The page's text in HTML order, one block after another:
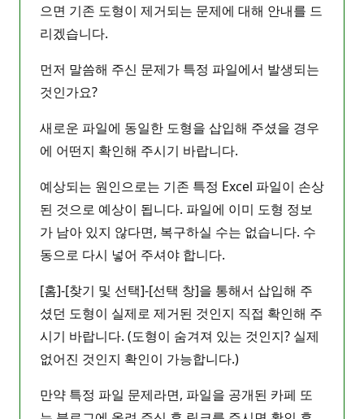
으면 기존 도형이 제거되는 문제에 대해 안내를 드
리겠습니다.
먼저 말씀해 주신 문제가 특정 파일에서 발생되는
것인가요?
새로운 파일에 동일한 도형을 삽입해 주셨을 경우
에 어떤지 확인해 주시기 바랍니다.
예상되는 원인으로는 기존 특정 Excel 파일이 손상
된 것으로 예상이 됩니다. 파일에 이미 도형 정보
가 남아 있지 않다면, 복구하실 수는 없습니다. 수
동으로 다시 넣어 주셔야 합니다.
[홈]-[찾기 및 선택]-[선택 창]을 통해서 삽입해 주
셨던 도형이 실제로 제거된 것인지 직접 확인해 주
시기 바랍니다. (도형이 숨겨져 있는 것인지? 실제
없어진 것인지 확인이 가능합니다.)
만약 특정 파일 문제라면, 파일을 공개된 카페 또